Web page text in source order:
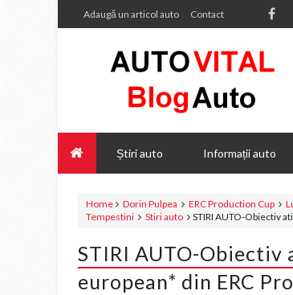
Adaugă un articol auto Contact
Știri auto Informații auto
Home Dorin Pulpea ERC Production Cup
Tempestini
Stiri auto STIRI AUTO-Obiectiv
STIRI AUTO-Obiectiv
european* din ERC